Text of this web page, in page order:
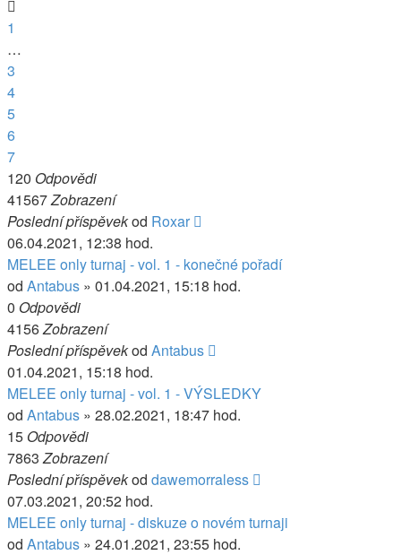
1
…
3
4
5
6
7
120 Odpovědi
41567Zobrazení
Poslední příspěvekod Roxar
06.04.2021, 12:38 hod.
MELEE only turnaj - vol. 1 - konečné pořadí
od Antabus » 01.04.2021, 15:18 hod.
0 Odpovědi
4156Zobrazení
Poslední příspěvekod Antabus
01.04.2021, 15:18 hod.
MELEE only turnaj - vol. 1 - VÝSLEDKY
od Antabus » 28.02.2021, 18:47 hod.
15 Odpovědi
7863Zobrazení
Poslední příspěvekod dawemorraless
07.03.2021, 20:52 hod.
MELEE only turnaj - diskuze o novém turnaji
od Antabus » 24.01.2021, 23:55 hod.